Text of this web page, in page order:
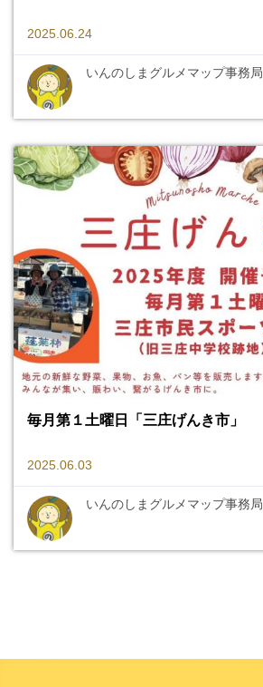
2025.06.24
いんのしまグルメマップ事務局
毎月第１土曜日「三庄げんき市」
2025.06.03
いんのしまグルメマップ事務局